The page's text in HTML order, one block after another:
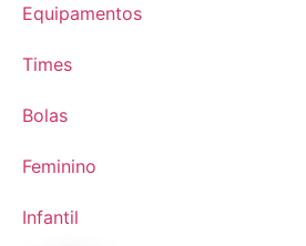
Equipamentos
Times
Bolas
Feminino
Infantil